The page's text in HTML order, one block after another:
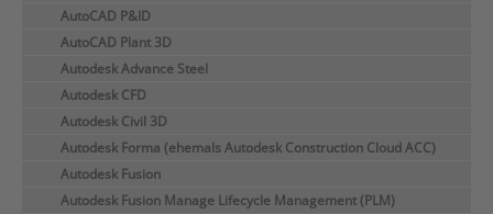
AutoCAD P&ID
AutoCAD Plant 3D
Autodesk Advance Steel
Autodesk CFD
Autodesk Civil 3D
Autodesk Forma (ehemals Autodesk Construction Cloud ACC)
Autodesk Fusion
Autodesk Fusion Manage Lifecycle Management (PLM)